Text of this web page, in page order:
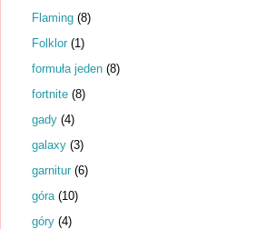
Flaming (8)
Folklor (1)
formuła jeden (8)
fortnite (8)
gady (4)
galaxy (3)
garnitur (6)
góra (10)
góry (4)